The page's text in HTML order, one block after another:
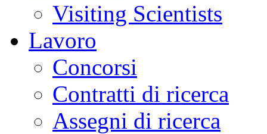
Visiting Scientists
Lavoro
Concorsi
Contratti di ricerca
Assegni di ricerca